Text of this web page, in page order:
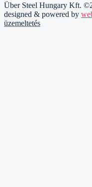
Über Steel Hungary Kft.
designed & powered by
üzemeltetés